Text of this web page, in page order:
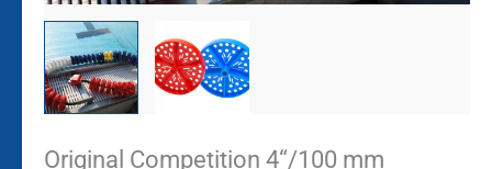
Original Competition 4“/100 mm